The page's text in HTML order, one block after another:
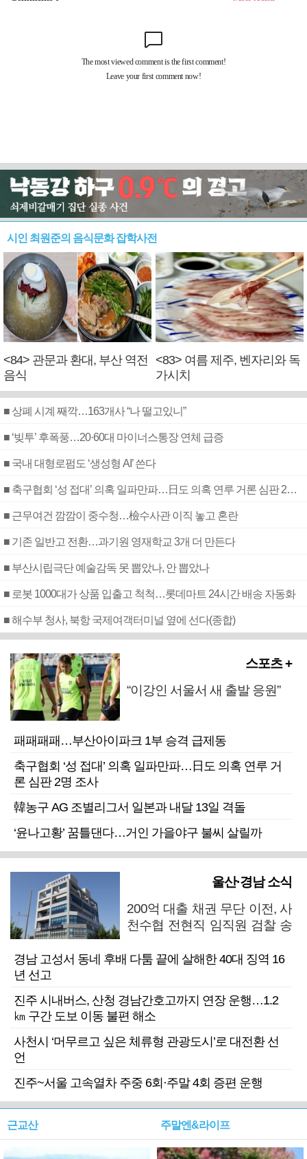
시인 최원준의 음식문화 잡학사전
<84> 관문과 환대, 부산 역전
음식
<83> 여름 제주, 벤자리와 독
가시치
■ 상폐 시계 째깍…163개사 “나 떨고있니”
■ ‘빚투’ 후폭풍…20·60대 마이너스통장 연체 급증
■ 국내 대형로펌도 ‘생성형 AI’ 쓴다
■ 축구협회 ‘성 접대’ 의혹 일파만파…日도 의혹 연루 거론 심판 2명 조사
■ 근무여건 깜깜이 중수청…檢수사관 이직 놓고 혼란
■ 기존 일반고 전환…과기원 영재학교 3개 더 만든다
■ 부산시립극단 예술감독 못 뽑았나, 안 뽑았나
■ 로봇 1000대가 상품 입출고 척척…롯데마트 24시간 배송 자동화
■ 해수부 청사, 북항 국제여객터미널 옆에 선다(종합)
스포츠 +
“이강인 서울서 새 출발 응원”
패패패패…부산아이파크 1부 승격 급제동
축구협회 ‘성 접대’ 의혹 일파만파…日도 의혹 연루 거
론 심판 2명 조사
韓농구 AG 조별리그서 일본과 내달 13일 격돌
‘윤나고황’ 꿈틀댄다…거인 가을야구 불씨 살릴까
울산·경남 소식
200억 대출 채권 무단 이전, 사
천수협 전현직 임직원 검찰 송
경남 고성서 동네 후배 다툼 끝에 살해한 40대 징역 16
년 선고
진주 시내버스, 산청 경남간호고까지 연장 운행…1.2
㎞ 구간 도보 이동 불편 해소
사천시 ‘머무르고 싶은 체류형 관광도시’로 대전환 선
언
진주~서울 고속열차 주중 6회·주말 4회 증편 운행
근교산 주말엔&라이프